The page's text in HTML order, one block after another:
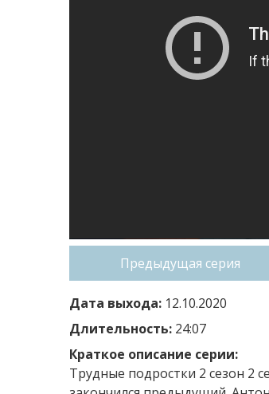
Предыдущая серия
Дата выхода: 12.10.2020
Длительность: 24:07
Краткое описание серии:
Трудные подростки 2 сезон 2